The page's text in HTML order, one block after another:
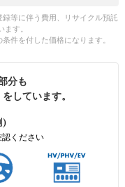
等に伴う費用、リサイクル預託
す。
件を付した価格になります。
分も
をしています。
)
ください